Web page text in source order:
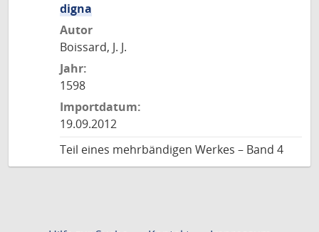
digna
Autor
Boissard, J. J.
Jahr:
1598
Importdatum:
19.09.2012
Teil eines mehrbändigen Werkes – Band 4